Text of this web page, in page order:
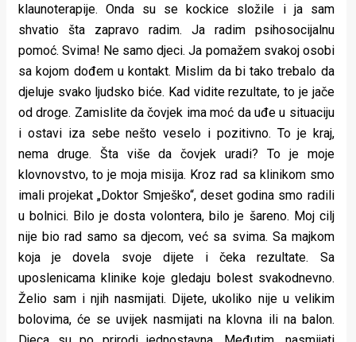
klaunoterapije. Onda su se kockice složile i ja sam
shvatio šta zapravo radim. Ja radim psihosocijalnu
pomoć. Svima! Ne samo djeci. Ja pomažem svakoj osobi
sa kojom dođem u kontakt. Mislim da bi tako trebalo da
djeluje svako ljudsko biće. Kad vidite rezultate, to je jače
od droge. Zamislite da čovjek ima moć da uđe u situaciju
i ostavi iza sebe nešto veselo i pozitivno. To je kraj,
nema druge. Šta više da čovjek uradi? To je moje
klovnovstvo, to je moja misija. Kroz rad sa klinikom smo
imali projekat „Doktor Smješko“, deset godina smo radili
u bolnici. Bilo je dosta volontera, bilo je šareno. Moj cilj
nije bio rad samo sa djecom, već sa svima. Sa majkom
koja je dovela svoje dijete i čeka rezultate. Sa
uposlenicama klinike koje gledaju bolest svakodnevno.
Želio sam i njih nasmijati. Dijete, ukoliko nije u velikim
bolovima, će se uvijek nasmijati na klovna ili na balon.